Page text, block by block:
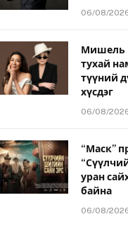
06/08/
Мишель
тухай
түүний
хүсдэг
06/08/
“Маск”
уран
байна
06/08/